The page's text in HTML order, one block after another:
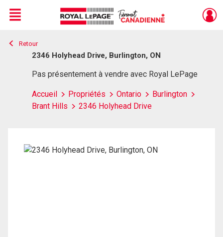
Live
En Direct
Menu
Retour
2346 Holyhead Drive, Burlington, ON
Pas présentement à vendre avec Royal LePage
Accueil Propriétés Ontario
Burlington
Brant Hills
2346 Holyhead Drive